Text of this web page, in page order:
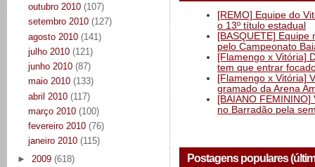
outubro 2010 (107)
setembro 2010 (127)
agosto 2010 (141)
julho 2010 (121)
junho 2010 (87)
maio 2010 (133)
abril 2010 (117)
março 2010 (100)
fevereiro 2010 (76)
janeiro 2010 (115)
► 2009 (618)
[REMO] Equipe do
o 13º título estadual
[BASQUETE]
pelo Campeonato
[Flamengo x Vitória]
tem que entrar
[Flamengo x Vitória]
gramado da Arena
[BAIANO
no Barradão pela
Postagens populares